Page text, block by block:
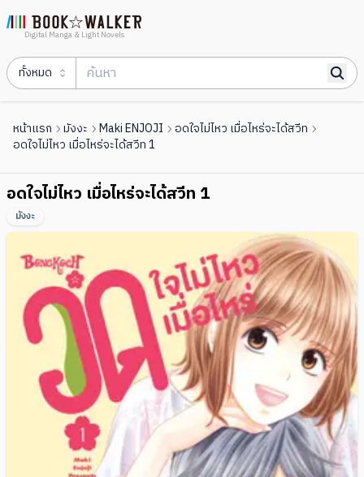
Digital Manga & Light Novels
ทั้งหมด
หน้าแรก มังงะ Maki ENJOJI
อดใจไม่ไหว เมื่อไหร่จะได้สวีท
อดใจไม่ไหว เมื่อไหร่จะได้สวีท 1
อดใจไม่ไหว เมื่อไหร่จะได้สวีท 1
มังงะ